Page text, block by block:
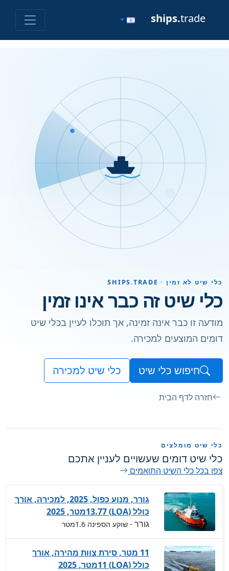
ships.trade
כלי שיט לא זמין · SHIPS.TRADE
כלי שיט זה כבר אינו זמין
מודעה זו כבר אינה זמינה, אך תוכלו לעיין בכלי שיט
דומים המוצעים למכירה.
חיפוש כלי שיט כלי שיט למכירה
חזרה לדף הבית
כלי שיט מומלצים
כלי שיט דומים שעשויים לעניין אתכם
צפו בכל כלי השיט התואמים
גורר, מנוע כפול, 2025, למכירה, אורך
כולל (LOA) 13.77מטר, 2025
גורר - שוקע הספינה 1.6מטר
11 מטר, סירת צוות מהירה, אורך
כולל (LOA) 11מטר, 2025